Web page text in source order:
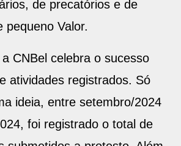
de precatórios e de
pequeno Valor.
CNBel celebra o sucesso
atividades registrados. Só
ideia, entre setembro/2024
foi registrado o total de